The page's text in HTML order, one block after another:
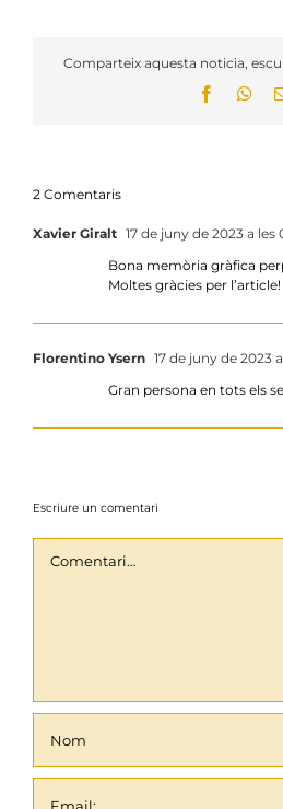
Comparteix aquesta noticia,
Facebook
2 Comentaris
Xavier Giralt 17 de juny de 2023 a les
Bona memòria gràfica
Moltes gràcies per l’article!
Florentino Ysern 17 de juny de 2023
Gran persona en tots els
Escriure un comentari